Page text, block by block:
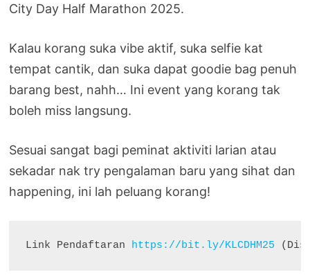
City Day Half Marathon 2025.
Kalau korang suka vibe aktif, suka selfie kat
tempat cantik, dan suka dapat goodie bag penuh
barang best, nahh… Ini event yang korang tak
boleh miss langsung.
Sesuai sangat bagi peminat aktiviti larian atau
sekadar nak try pengalaman baru yang sihat dan
happening, ini lah peluang korang!
Link Pendaftaran https://bit.ly/KLCDHM25